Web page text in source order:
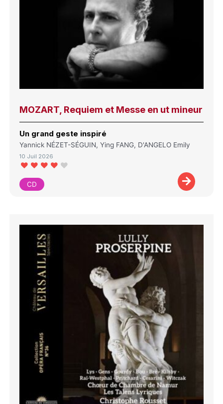
MOZART, Requiem et Messe en ut mineur
Un grand geste inspiré
Yannick NÉZET-SÉGUIN, Ying FANG, D'ANGELO Emily
10 Juil 2026
CD